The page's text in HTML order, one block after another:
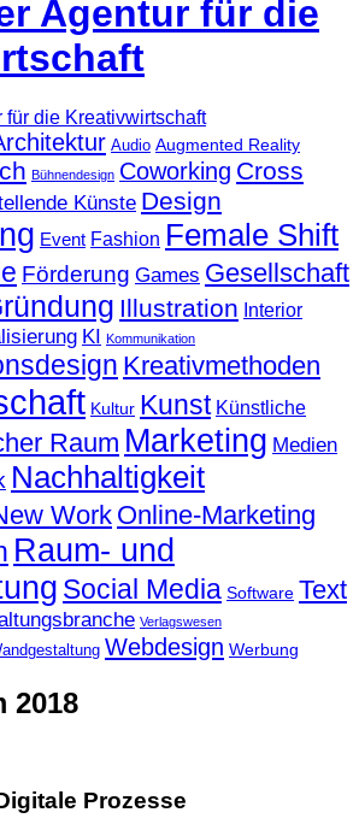
Audio Augmented Reality
Bühnendesign Coworking Cross
Künste Design
Event Fashion Female Shift
Förderung Games Gesellschaft
Illustration Interior
KI Kommunikation
Kreativmethoden
Kultur Kunst Künstliche
Raum Marketing Medien
Nachhaltigkeit
Work Online-Marketing
Raum- und
Social Media Software Text
Verlagswesen
Webdesign Werbung
2018
Prozesse